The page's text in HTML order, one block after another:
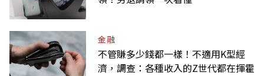
金融
不管賺多少錢都一樣！不適用K型經
濟，調查：各種收入的Z世代都在揮霍